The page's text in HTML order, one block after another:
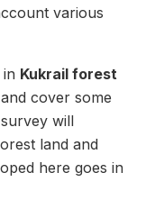
various
Kukrail forest
cover some
will
land and
here goes in